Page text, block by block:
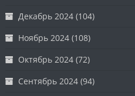
Декабрь 2024 (104)
Ноябрь 2024 (108)
Октябрь 2024 (72)
Сентябрь 2024 (94)